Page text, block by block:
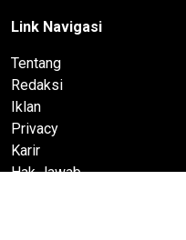
Link Navigasi
Tentang
Redaksi
Iklan
Privacy
Karir
Hak Jawab